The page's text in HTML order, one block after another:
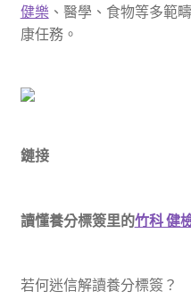
健樂、醫學、食物等多範
康任務。
鏈接
讀懂養分標簽里的竹科 健
若何迷信解讀養分標簽？